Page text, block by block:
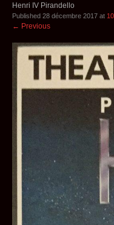
Henri IV Pirandello
Published 28 décembre 2017 at
← Previous